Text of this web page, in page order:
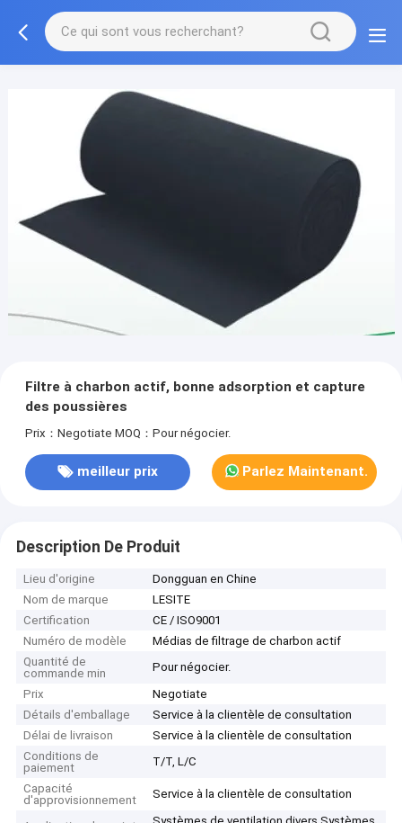
Filtre à charbon actif, bonne adsorption et capture
des poussières
Prix：Negotiate MOQ：Pour négocier.
meilleur prix Parlez Maintenant.
Description De Produit
Lieu d'origine
Dongguan en Chine
Nom de marque
LESITE
Certification
CE / ISO9001
Numéro de modèle
Médias de filtrage de charbon actif
Quantité de
commande min
Pour négocier.
Prix
Negotiate
Détails d'emballage
Service à la clientèle de consultation
Délai de livraison
Service à la clientèle de consultation
Conditions de
paiement
T/T, L/C
Capacité
d'approvisionnement
Service à la clientèle de consultation